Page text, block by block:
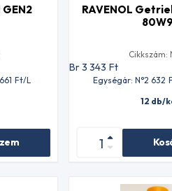
Ft/L
RAVENOL
Cikkszám:
Br 3 343 Ft
Egységár: N°2 632
12 db/